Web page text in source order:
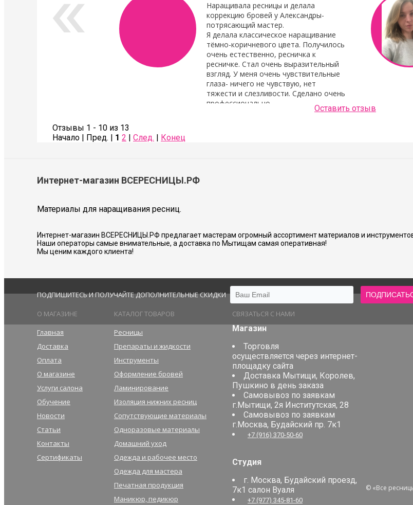
Наращивала ресницы и делала
коррекцию бровей у Александры-
потрясающий мастер.
Я делала классическое наращивание
тёмно-коричневого цвета. Получилось
очень естественно, ресничка к
ресничке. Стал очень выразительный
взгляд. У меня очень чувствительные
глаза- ничего не чувствую, нет
тяжести и слезливости. Сделано очень
профессионально.
Также сделала коррекцию бровей- очень аккуратно и хорошо сделано.
Советую всем!
Соколова Галина
Людмила Шашок
Оставить отзыв
Отзывы 1 - 10 из 13
Начало | Пред. | 1 2 След. Конец
Интернет-магазин ВСЕРЕСНИЦЫ.РФ
Материалы для наращивания ресниц.
Интернет-магазин ВСЕРЕСНИЦЫ.РФ предлагает мастерам огромный ассортимент материалов и
Наши операторы самые внимательные, а доставка по Мытищам самая оперативная!
Мы ценим каждого клиента!
ПОДПИШИТЕСЬ И ПОЛУЧАЙТЕ ДОПОЛНИТЕЛЬНЫЕ СКИДКИ
О МАГАЗИНЕ
Главная
Доставка
Оплата
О магазине
Услуги салона
Обучение
Новости
Статьи
Контакты
Сертификаты
КАТАЛОГ ТОВАРОВ
Ресницы
Препараты и жидкости
Инструменты
Оформление бровей
Ламинирование
Изоляция нижних ресниц
Сопутствующие материалы
Одноразовые материалы
Домашний уход
Одежда и рабочее место
Одежда для мастера
Печатная продукция
Маникюр, педикюр
СВЯЗАТЬСЯ С НАМИ
Магазин
Торговля
осуществляется через интернет-
площадку сайта
Доставка Мытищи, Королев,
Пушкино в день заказа
Самовывоз по заявкам
г.Мытищи, 2я Институтская, 28
Самовывоз по заявкам
г.Москва, Будайский пр. 7к1
+7 (916) 370-50-60
Студия
г. Москва, Будайский проезд,
7к1 салон Вуаля
+7 (977) 345-81-60
© «Все